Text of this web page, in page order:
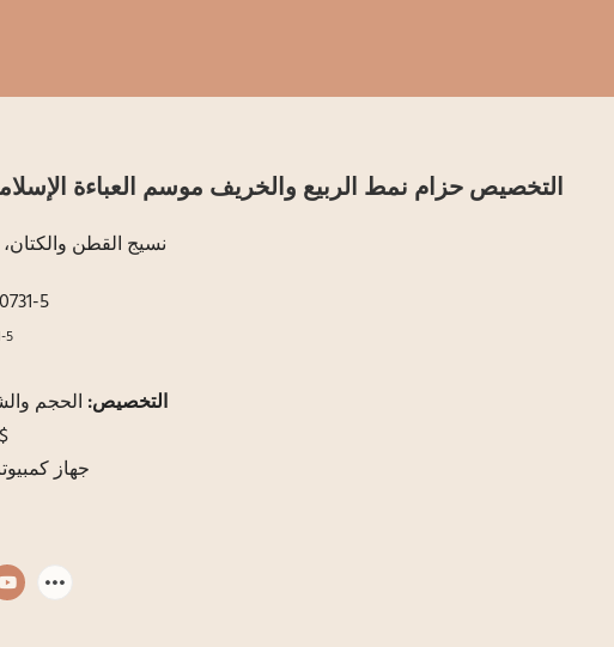
التخصيص حزام نمط الربيع والخريف موسم العباءة
نسيج القطن
5
5
التخصيص: الحجم
22$-24$
جهاز